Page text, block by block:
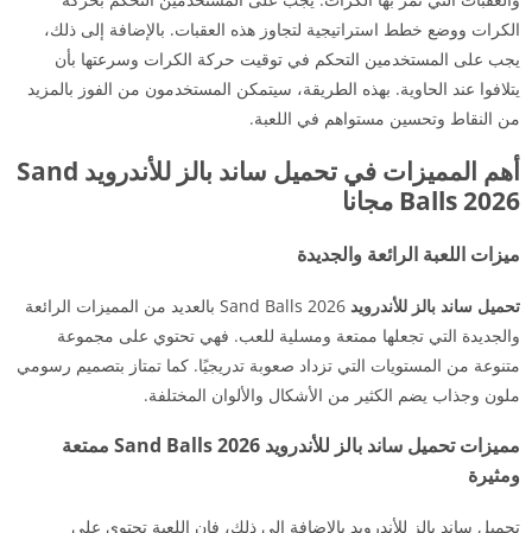
الكرات ووضع خطط استراتيجية لتجاوز هذه العقبات. بالإضافة إلى ذلك،
يجب على المستخدمين التحكم في توقيت حركة الكرات وسرعتها بأن
يتلافوا عند الحاوية. بهذه الطريقة، سيتمكن المستخدمون من الفوز بالمزيد
من النقاط وتحسين مستواهم في اللعبة.
أهم المميزات في تحميل ساند بالز للأندرويد Sand
Balls 2026 مجانا
ميزات اللعبة الرائعة والجديدة
تحميل ساند بالز للأندرويد
Sand Balls 2026 بالعديد من المميزات الرائعة
والجديدة التي تجعلها ممتعة ومسلية للعب. فهي تحتوي على مجموعة
متنوعة من المستويات التي تزداد صعوبة تدريجيًا. كما تمتاز بتصميم رسومي
ملون وجذاب يضم الكثير من الأشكال والألوان المختلفة.
مميزات تحميل ساند بالز للأندرويد Sand Balls 2026 ممتعة
ومثيرة
تحميل ساند بالز للأندرويد بالإضافة إلى ذلك، فإن اللعبة تحتوي على